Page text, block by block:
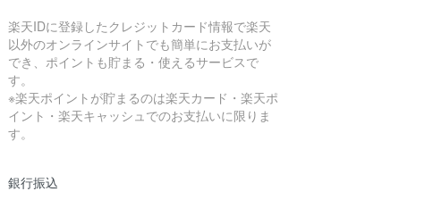
楽天IDに登録したクレジットカード情報で楽天
以外のオンラインサイトでも簡単にお支払いが
でき、ポイントも貯まる・使えるサービスで
す。
※楽天ポイントが貯まるのは楽天カード・楽天ポ
イント・楽天キャッシュでのお支払いに限りま
す。
銀行振込